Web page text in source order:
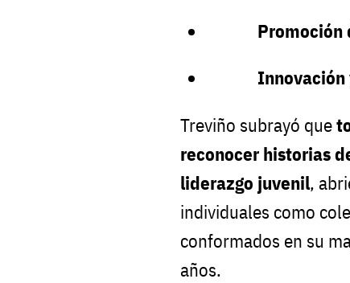
Promoción
Innovación
Treviño subrayó que
reconocer historias
liderazgo juvenil,
individuales como
conformados en su
años.